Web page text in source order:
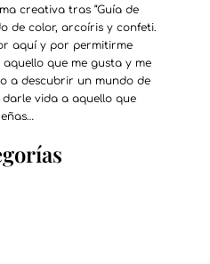
creativa tras “Guía de
de color, arcoíris y confeti.
aquí y por permitirme
que me gusta y me
a descubrir un mundo de
vida a aquello que